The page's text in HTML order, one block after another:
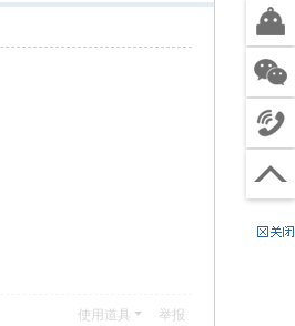
使用道具 举报
微信
智能
客服
关注
微信
电话
沟通
0
6
工
作
时
（
节回到